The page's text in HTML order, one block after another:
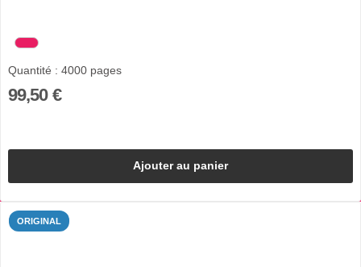
Quantité : 4000 pages
99,50 €
Ajouter au panier
ORIGINAL